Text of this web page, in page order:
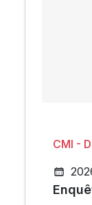
CMI -